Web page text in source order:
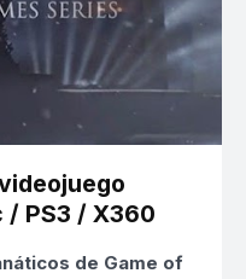
/ PS3 / X360
de Game of